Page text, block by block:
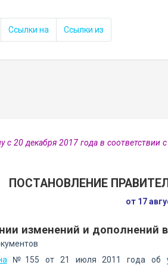
Ссылки на Ссылки из
с 20 декабря 2017 года в соответствии с
ПОСТАНОВЛЕНИЕ
от 17
изменений и дополнений
№155 от 21 июля 2011 года об